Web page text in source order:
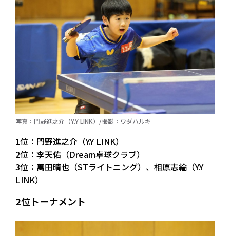
写真：門野進之介（Y.Y LINK）/撮影：ワダハルキ
1位：門野進之介（Y.Y LINK）
2位：李天佑（Dream卓球クラブ）
3位：萬田晴也（STライトニング）、相原志綸（Y.Y
LINK）
2位トーナメント